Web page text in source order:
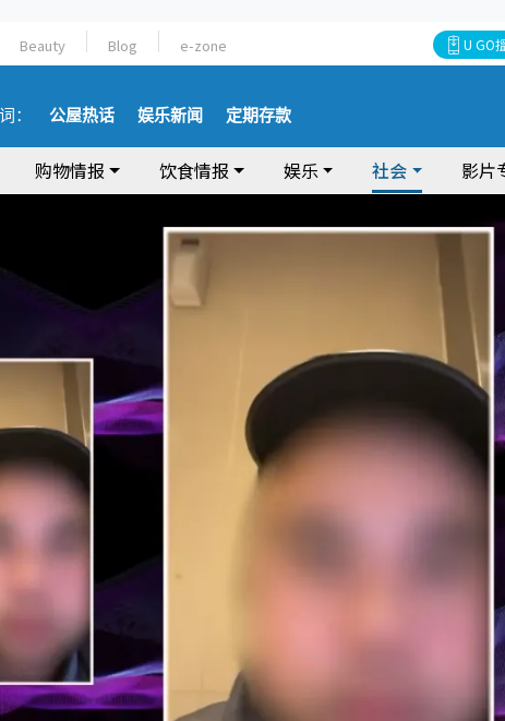
Beauty Blog e-zone U GO
： 公屋热话 娱乐新闻 定期存款
购物情报 饮食情报 娱乐 社会 影片